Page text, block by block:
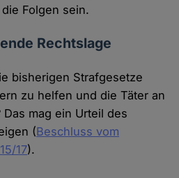
Folgen sein.
Rechtslage
bisherigen Strafgesetze
zu helfen und die Täter an
mag ein Urteil des
(Beschluss vom
17).